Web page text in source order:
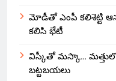
మోడీతో ఎంపీ కలిశెట్టి
కలిసి భేటీ
విస్కీతో మస్కా… మత్తులో
బట్టబయలు